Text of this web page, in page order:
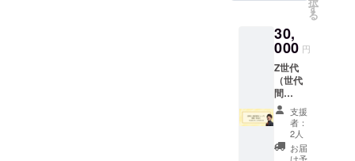
催レ
ポート
（詳
細） ・
時期：
2024年
11月上
旬 ・支
援者様
との連
山市中
央公民
館 3階
【交流
会 参
加券詳
細】 ・
日時：
2024年
10月26
要：60
・有効
期限：
2025年
3月末ま
で ・受
講方
法：オ
ンライ
ンツー
ル
（zoom
す
る
30,
000 円
Z世代
（世代
間
ギャッ
プ）研
修（60
分）
（内
支援
者：
2人
お届
け予